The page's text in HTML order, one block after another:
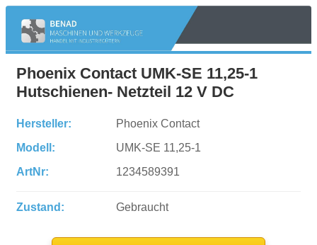
Phoenix Contact UMK-SE 11,25-1
Hutschienen- Netzteil 12 V DC
Hersteller:
Phoenix Contact
Modell:
UMK-SE 11,25-1
ArtNr:
1234589391
Zustand: Gebraucht